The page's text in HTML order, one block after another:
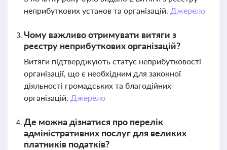
неприбуткових установ та організацій. Джерело
Чому важливо отримувати витяги з
реєстру неприбуткових організацій?
Витяги підтверджують статус неприбутковості
організації, що є необхідним для законної
діяльності громадських та благодійних
організацій. Джерело
Де можна дізнатися про перелік
адміністративних послуг для великих
платників податків?